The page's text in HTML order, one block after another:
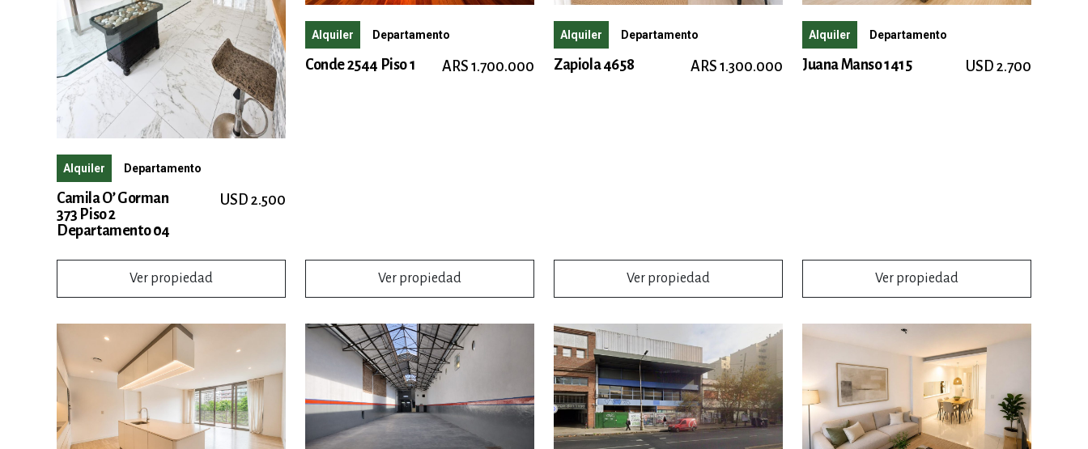
Alquiler Departamento
Camila O’ Gorman
373 Piso 2
Departamento 04
USD 2.500
Ver propiedad
Alquiler Departamento
Conde 2544 Piso 1 ARS 1.700.000
Ver propiedad
Alquiler Departamento
Zapiola 4658 ARS 1.300.000
Ver propiedad
Alquiler Departamento
Juana Manso 1415 USD 2.700
Ver propiedad